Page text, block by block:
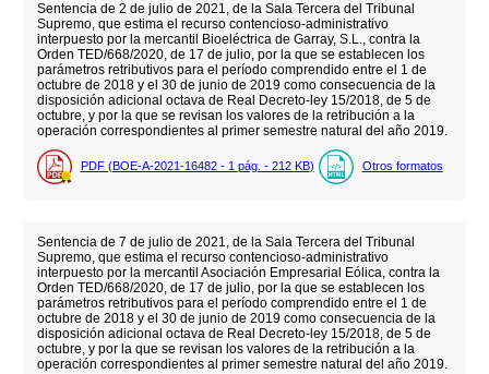
Sentencia de 2 de julio de 2021, de la Sala Tercera del Tribunal
Supremo, que estima el recurso contencioso-administrativo
interpuesto por la mercantil Bioeléctrica de Garray, S.L., contra la
Orden TED/668/2020, de 17 de julio, por la que se establecen los
parámetros retributivos para el período comprendido entre el 1 de
octubre de 2018 y el 30 de junio de 2019 como consecuencia de la
disposición adicional octava de Real Decreto-ley 15/2018, de 5 de
octubre, y por la que se revisan los valores de la retribución a la
operación correspondientes al primer semestre natural del año 2019.
PDF (BOE-A-2021-16482 - 1 pág. - 212 KB) Otros formatos
Sentencia de 7 de julio de 2021, de la Sala Tercera del Tribunal
Supremo, que estima el recurso contencioso-administrativo
interpuesto por la mercantil Asociación Empresarial Eólica, contra la
Orden TED/668/2020, de 17 de julio, por la que se establecen los
parámetros retributivos para el período comprendido entre el 1 de
octubre de 2018 y el 30 de junio de 2019 como consecuencia de la
disposición adicional octava de Real Decreto-ley 15/2018, de 5 de
octubre, y por la que se revisan los valores de la retribución a la
operación correspondientes al primer semestre natural del año 2019.